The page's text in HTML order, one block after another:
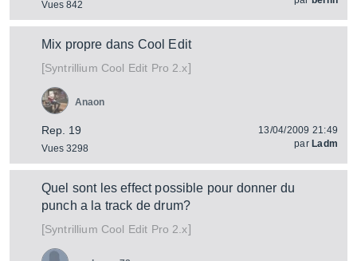
Vues 842
Mix propre dans Cool Edit
[Syntrillium Cool Edit Pro 2.x]
Rep. 19
Vues 3298
Anaon
13/04/2009 21:49
par Ladm
Quel sont les effect possible pour donner du
punch a la track de drum?
[Syntrillium Cool Edit Pro 2.x]